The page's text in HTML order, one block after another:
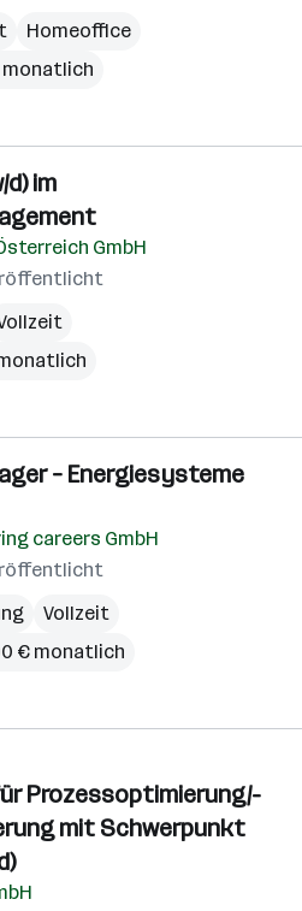
Homeoffice
monatlich
d) im
GmbH
– Energiesysteme
careers GmbH
Vollzeit
€ monatlich
Prozessoptimierung/-
mit Schwerpunkt